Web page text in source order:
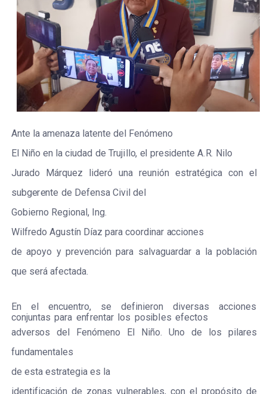
Ante la amenaza latente del Fenómeno
El Niño en laciudad de Trujillo, el presidente A.R. Nilo
Jurado Márquez lideró una reunión estratégica con el
subgerente de Defensa Civil del
Gobierno Regional, Ing.
Wilfredo Agustín Díaz para coordinar acciones
de apoyo y prevención para salvaguardar a la población
que será afectada.
En el encuentro, se definieron diversas acciones
conjuntas para enfrentar los posibles efectos
adversos de Fenómeno E Niño. Uno de los pi lares
fundamentales
de esta estrategia es la
identificación de zonas vulnerables, con e propósito de